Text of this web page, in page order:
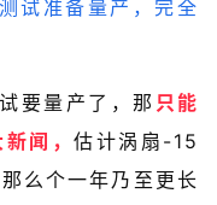
要量产了，那 只能
新闻，估计涡扇-15
么个一年乃至更长